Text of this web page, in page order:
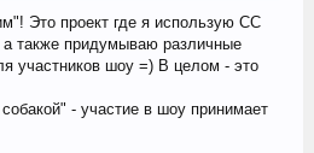
Это проект где я использую СС
также придумываю различные
участников шоу =) В целом - это
- участие в шоу принимает